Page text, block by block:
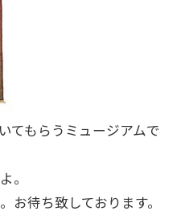
てもらうミュージアムで
。
お待ち致しております。